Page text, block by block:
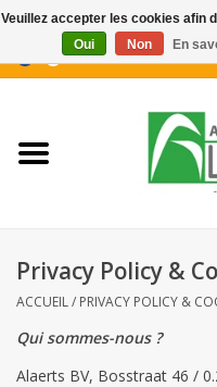
Nouveautés
Biscuits pour le café
Confiserie
Privacy Policy &
ACCUEIL/ PRIVACY POLICY &
Qui sommes-nous ?
Alaerts BV, Bosstraat 46 /
Veuillez accepter les cookies afin
Oui
Non En